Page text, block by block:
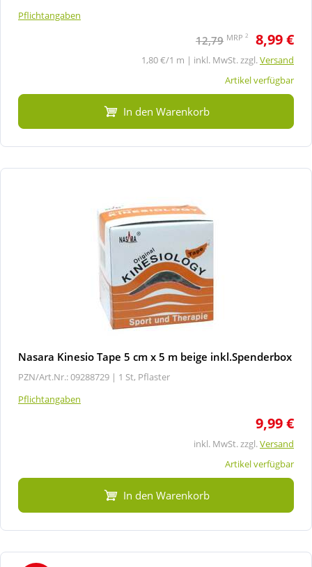
Pflichtangaben
12,79 MRP 2 8,99 €
1,80 €/1 m | inkl. MwSt. zzgl.Versand
Artikel verfügbar
In den Warenkorb
Nasara Kinesio Tape 5 cm x 5 m beige inkl.Spenderbox
PZN/Art.Nr.: 09288729 | 1 St, Pflaster
Pflichtangaben
9,99 €
inkl. MwSt. zzgl.Versand
Artikel verfügbar
In den Warenkorb